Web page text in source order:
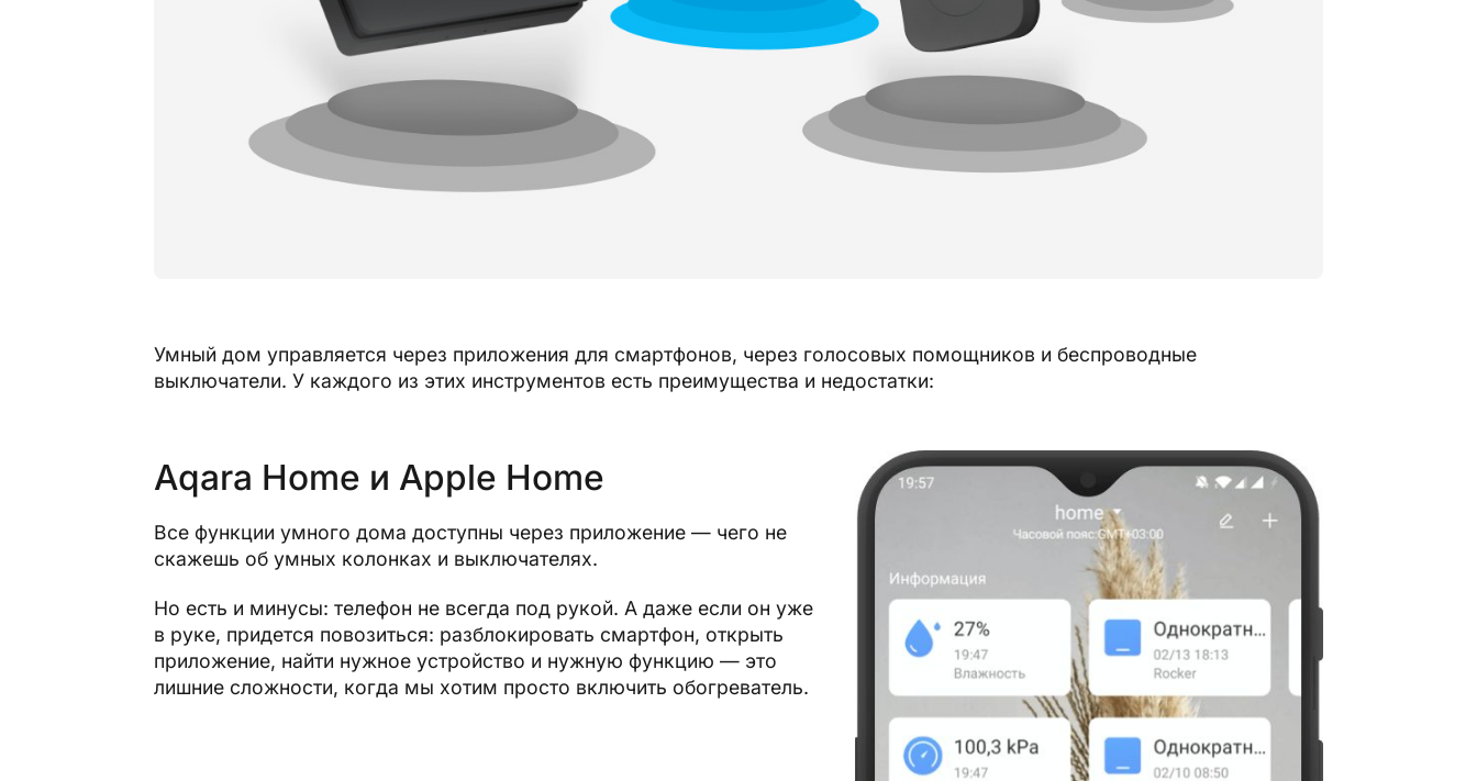
Умный дом управляется через приложения для смартфонов, через голосовых помощников и беспроводные
выключатели. У каждого из этих инструментов есть преимущества и недостатки:
Aqara Home и Apple Home
Все функции умного дома доступны через приложение — чего не
скажешь об умных колонках и выключателях.
Но есть и минусы: телефон не всегда под рукой. А даже если он уже
в руке, придется повозиться: разблокировать смартфон, открыть
приложение, найти нужное устройство и нужную функцию — это
лишние сложности, когда мы хотим просто включить обогреватель.